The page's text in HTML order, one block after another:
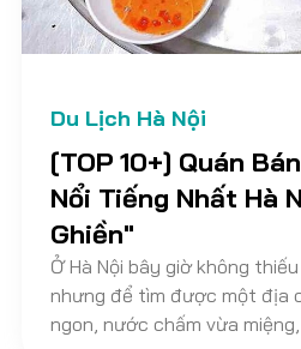
Du Lịch Hà Nội
[TOP 10+] Quán
Nổi Tiếng Nhất Hà
Ghiền"
Ở Hà Nội bây giờ không
nhưng để tìm được một địa
ngon, nước chấm vừa